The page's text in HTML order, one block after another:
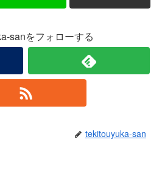
sanをフォローする
tekitouyuka-san